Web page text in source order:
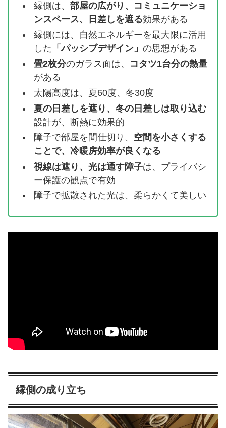
縁側は、 部屋の広がり、コミュニケーショ
ンスペース、日差しを遮る効果がある
縁側には、自然エネルギーを最大限に活用
した 「パッシブデザイン」 の思想がある
畳2枚分のガラス面は、
コタツ1台分の熱量
がある
太陽高度は、夏60度、冬30度
夏の日差しを遮り、冬の日差しは取り込む
設計が、断熱に効果的
障子で部屋を間仕切り、 空間を小さくする
ことで、冷暖房効率が良くなる
視線は遮り、光は通す障子は、プライバシ
ー保護の観点で有効
障子で拡散された光は、柔らかくて美しい
縁側の成り立ち